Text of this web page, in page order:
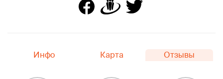
Инфо Карта Отзывы